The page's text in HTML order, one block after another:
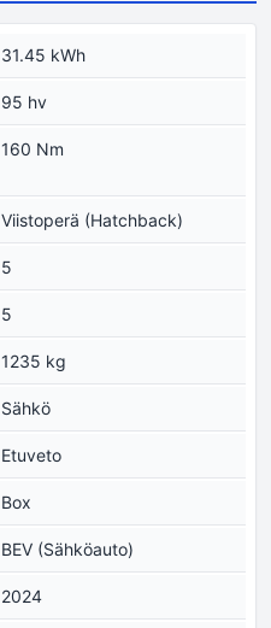
31.45 kWh
95 hv
160 Nm
Viistoperä (Hatchback)
5
5
1235 kg
Sähkö
Etuveto
Box
BEV (Sähköauto)
2024